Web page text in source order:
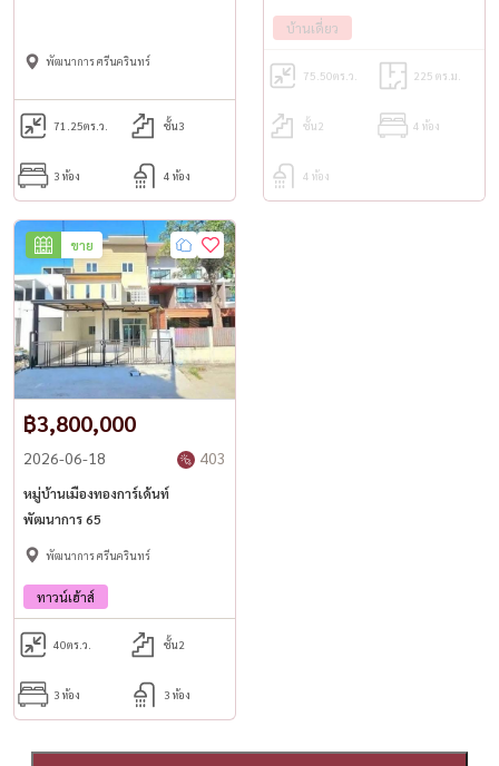
พัฒนาการ ศรีนครินทร์
71.25ตร.ว. ชั้น3
3 ห้อง 4 ห้อง
บ้านเดี่ยว
75.50ตร.ว. 225 ตร.ม.
ชั้น2 4 ห้อง
4 ห้อง
ขาย
฿3,800,000
2026-06-18 403
หมู่บ้านเมืองทองการ์เด้นท์
พัฒนาการ 65
พัฒนาการ ศรีนครินทร์
ทาวน์เฮ้าส์
40ตร.ว. ชั้น2
3 ห้อง 3 ห้อง